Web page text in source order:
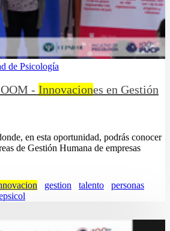
de Psicología
- Innovaciones en Gestión
en esta oportunidad, podrás conocer
de Gestión Humana de empresas
gestion talento
personas